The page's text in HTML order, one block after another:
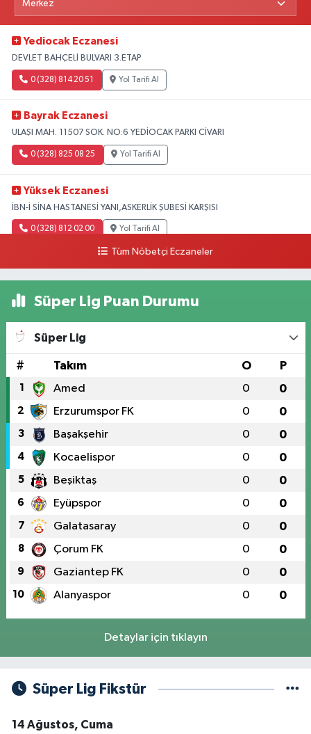
Yediocak Eczanesi
DEVLET BAHÇELİ BULVARI 3.ETAP
0 (328) 814 20 51 Yol Tarifi Al
Bayrak Eczanesi
ULAŞI MAH. 11507 SOK. NO:6 YEDİOCAK PARKI CİVARI
0 (328) 825 08 25 Yol Tarifi Al
Yüksek Eczanesi
İBN-İ SİNA HASTANESİ YANI,ASKERLİK ŞUBESİ KARŞISI
0 (328) 812 02 00 Yol Tarifi Al
Tüm Nöbetçi Eczaneler
Süper Lig Puan Durumu
Süper Lig
# Takım O P
1 Amed 0 0
2 Erzurumspor FK 0 0
3 Başakşehir 0 0
4 Kocaelispor 0 0
5 Beşiktaş 0 0
6 Eyüpspor 0 0
7 Galatasaray 0 0
8 Çorum FK 0 0
9 Gaziantep FK 0 0
10 Alanyaspor 0 0
Detaylar için tıklayın
Süper Lig Fikstür
14 Ağustos, Cuma